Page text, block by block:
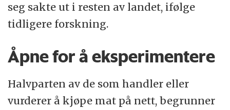
seg sakte ut i resten av landet, ifølge
tidligere forskning.
Åpne for å eksperimentere
Halvparten av de som handler eller
vurderer å kjøpe mat på nett, begrunner